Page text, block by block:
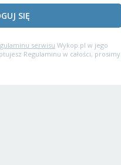
SIĘ
serwisu Wykop.pl w jego
Regulaminu w całości, prosimy